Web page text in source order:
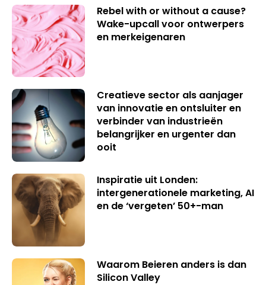
Rebel with or without a cause?
Wake-upcall voor ontwerpers
en merkeigenaren
Creatieve sector als aanjager
van innovatie en ontsluiter en
verbinder van industrieën
belangrijker en urgenter dan
ooit
Inspiratie uit Londen:
intergenerationele marketing, AI
en de ‘vergeten’ 50+-man
Waarom Beieren anders is dan
Silicon Valley